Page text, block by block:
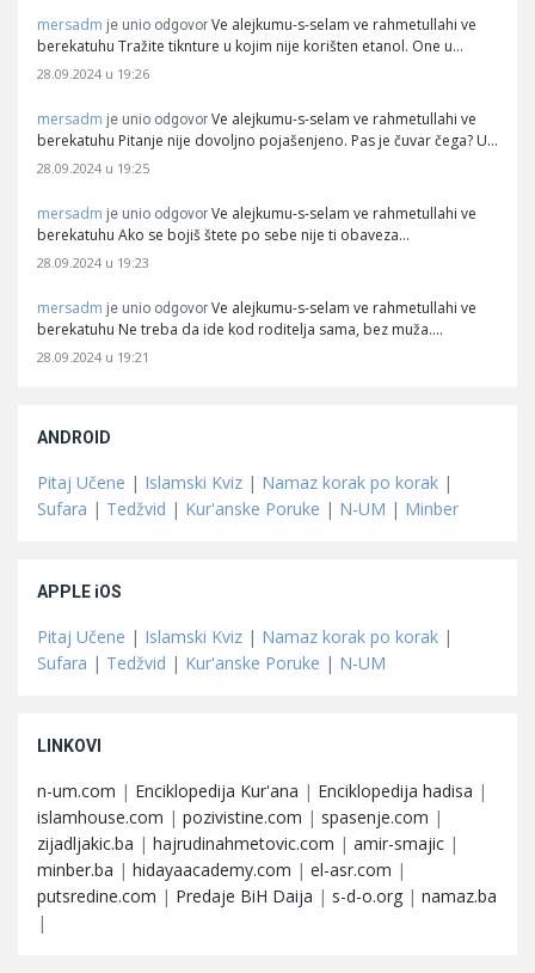
mersadm je unio odgovor Ve alejkumu-s-selam ve rahmetullahi ve
berekatuhu Tražite tiknture u kojim nije korišten etanol. One u…
28.09.2024 u 19:26
mersadm je unio odgovor Ve alejkumu-s-selam ve rahmetullahi ve
berekatuhu Pitanje nije dovoljno pojašenjeno. Pas je čuvar čega? U…
28.09.2024 u 19:25
mersadm je unio odgovor Ve alejkumu-s-selam ve rahmetullahi ve
berekatuhu Ako se bojiš štete po sebe nije ti obaveza…
28.09.2024 u 19:23
mersadm je unio odgovor Ve alejkumu-s-selam ve rahmetullahi ve
berekatuhu Ne treba da ide kod roditelja sama, bez muža.…
28.09.2024 u 19:21
ANDROID
Pitaj Učene | Islamski Kviz | Namaz korak po korak |
Sufara | Tedžvid | Kur'anske Poruke | N-UM | Minber
APPLE iOS
Pitaj Učene | Islamski Kviz | Namaz korak po korak |
Sufara | Tedžvid | Kur'anske Poruke | N-UM
LINKOVI
n-um.com | Enciklopedija Kur'ana | Enciklopedija hadisa |
islamhouse.com | pozivistine.com | spasenje.com |
zijadljakic.ba | hajrudinahmetovic.com | amir-smajic |
minber.ba | hidayaacademy.com | el-asr.com |
putsredine.com | Predaje BiH Daija | s-d-o.org | namaz.ba
|